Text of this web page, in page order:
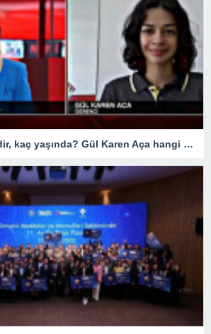
Gül Karen Aça kimdir, kaç yaşında? Gül Karen Aça hangi okulda, nereli?